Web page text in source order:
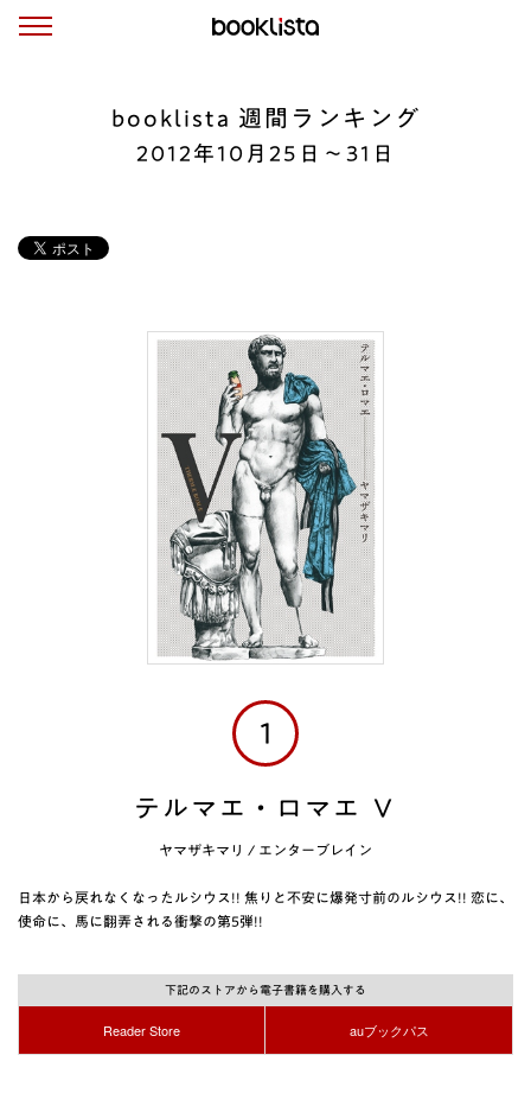
booklista 週間ランキング
2012年10月25日～31日
1
テルマエ・ロマエ Ｖ
ヤマザキマリ / エンターブレイン
日本から戻れなくなったルシウス!! 焦りと不安に爆発寸前のルシウス!! 恋に、
使命に、馬に翻弄される衝撃の第5弾!!
下記のストアから電子書籍を購入する
Reader Store auブックパス